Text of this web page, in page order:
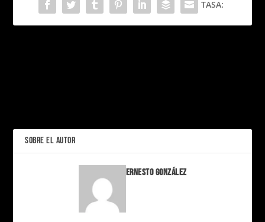
TASA:
SOBRE EL AUTOR
Ernesto González